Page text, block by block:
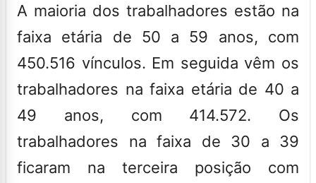
A maioria dos trabalhadores estão na
faixa etária de 50 a 59 anos, com
450.516 vínculos. Em seguida vêm os
trabalhadores na faixa etária de 40 a
49 anos, com 414.572. Os
trabalhadores na faixa de 30 a 39
ficaram na terceira posição com